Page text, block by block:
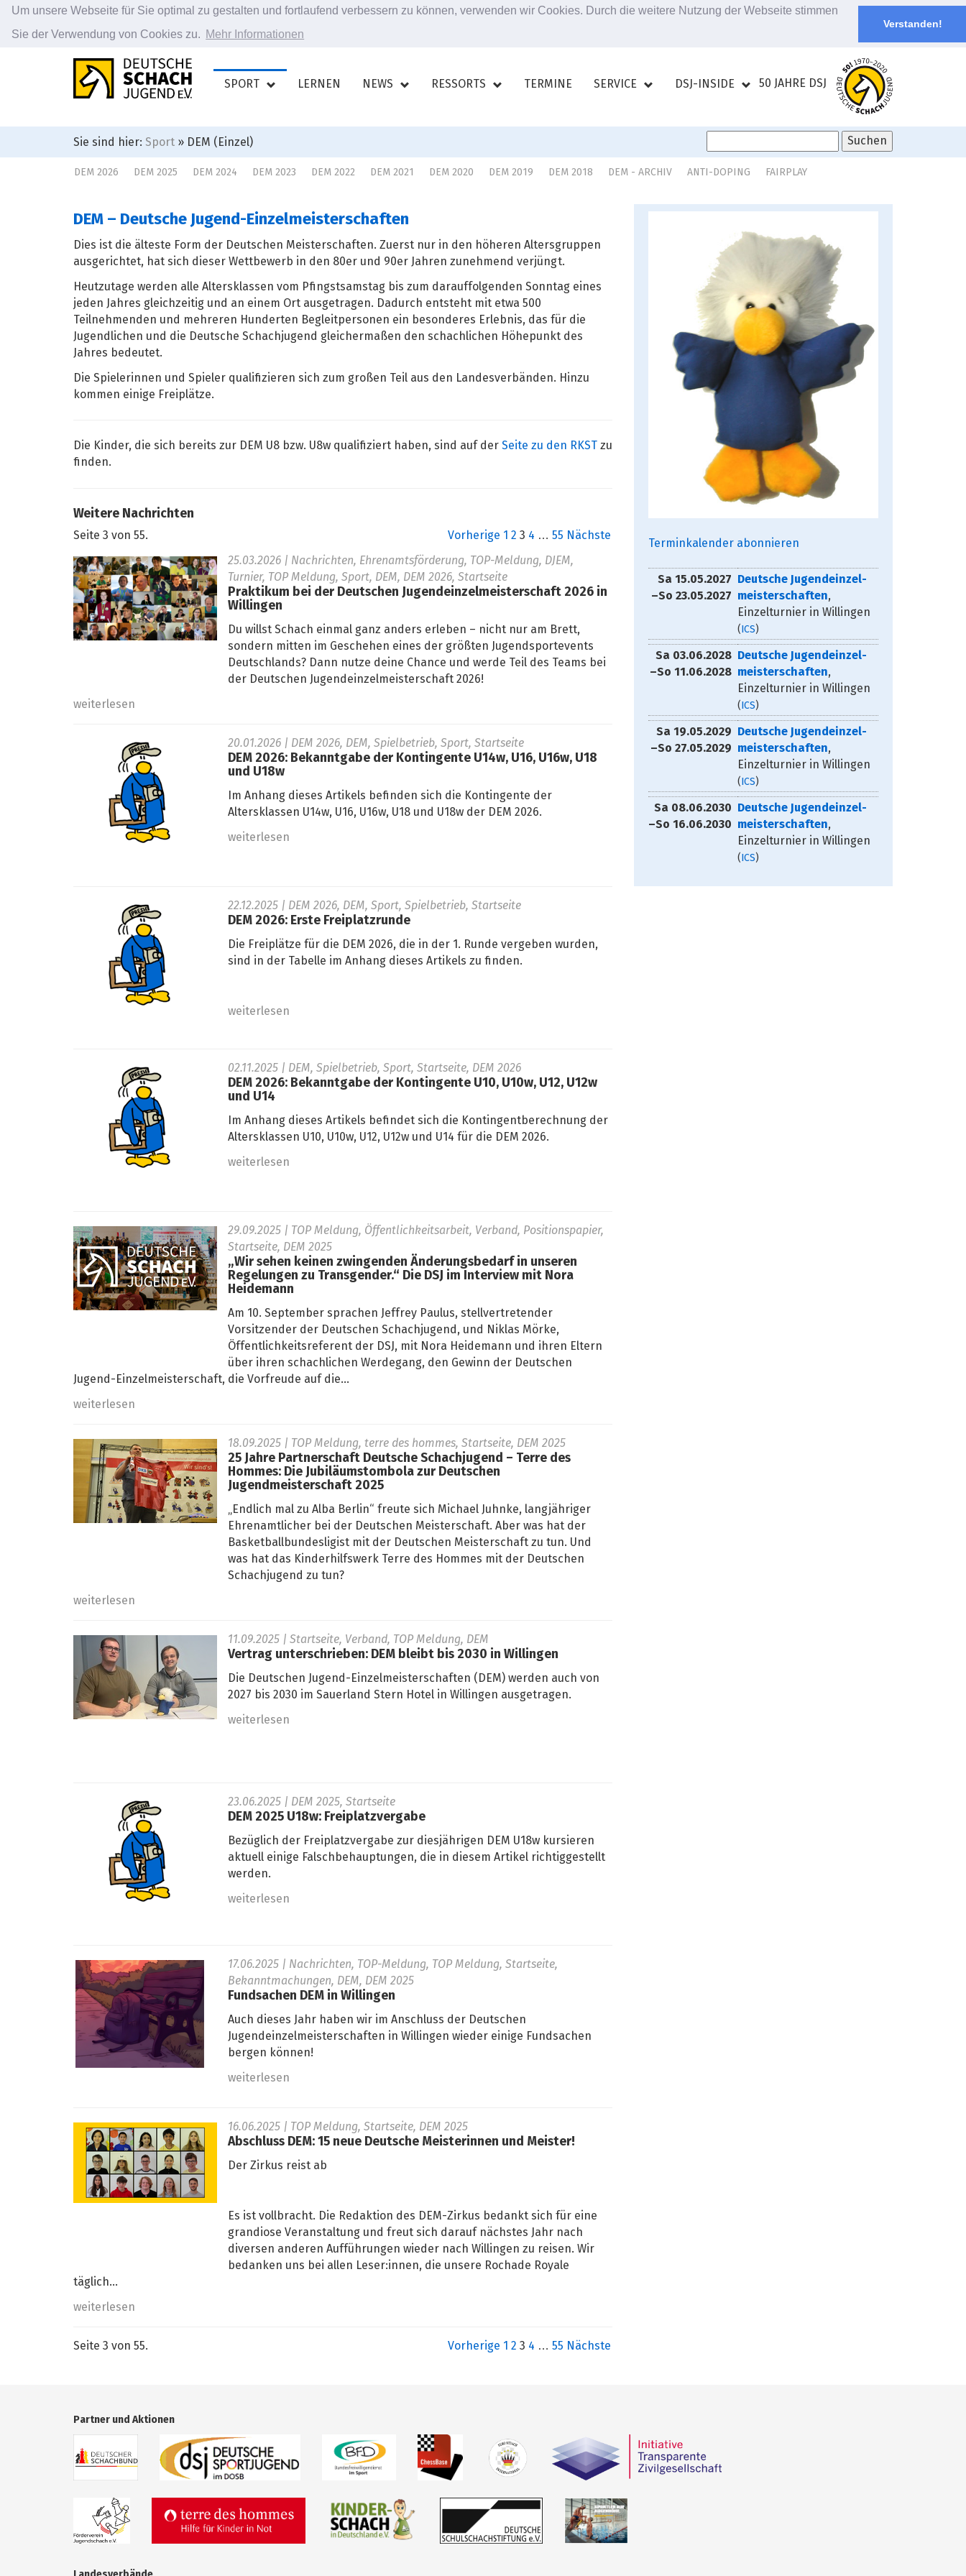
Um unsere Webseite für Sie optimal zu gestalten und fortlaufend verbessern zu können, verwenden wir Cookies. Durch die weitere Nutzung der Webseite stimmen
Sie der Verwendung von Cookies zu. Mehr Informationen
Verstanden!
SPORT LERNEN NEWS RESSORTS TERMINE SERVICE DSJ-INSIDE 50 JAHRE DSJ
Sie sind hier: Sport » DEM (Einzel)
DEM 2026 DEM 2025 DEM 2024 DEM 2023 DEM 2022 DEM 2021 DEM 2020 DEM 2019 DEM 2018 DEM - ARCHIV ANTI-DOPING FAIRPLAY
DEM – Deutsche Jugend-Einzelmeisterschaften
Dies ist die älteste Form der Deutschen Meisterschaften. Zuerst nur in den höheren Altersgruppen
ausgerichtet, hat sich dieser Wettbewerb in den 80er und 90er Jahren zunehmend verjüngt.
Heutzutage werden alle Altersklassen vom Pfingstsamstag bis zum darauffolgenden Sonntag eines
jeden Jahres gleichzeitig und an einem Ort ausgetragen. Dadurch entsteht mit etwa 500
Teilnehmenden und mehreren Hunderten Begleitpersonen ein besonderes Erlebnis, das für die
Jugendlichen und die Deutsche Schachjugend gleichermaßen den schachlichen Höhepunkt des
Jahres bedeutet.
Die Spielerinnen und Spieler qualifizieren sich zum großen Teil aus den Landesverbänden. Hinzu
kommen einige Freiplätze.
Die Kinder, die sich bereits zur DEM U8 bzw. U8w qualifiziert haben, sind auf der Seite zu den RKST zu
finden.
Weitere Nachrichten
Seite 3 von 55. Vorherige 1 2 3 4 … 55 Nächste
25.03.2026 | Nachrichten, Ehrenamtsförderung, TOP-Meldung, DJEM,
Turnier, TOP Meldung, Sport, DEM, DEM 2026, Startseite
Praktikum bei der Deutschen Jugendeinzelmeisterschaft 2026 in
Willingen
Du willst Schach einmal ganz anders erleben – nicht nur am Brett,
sondern mitten im Geschehen eines der größten Jugendsportevents
Deutschlands? Dann nutze deine Chance und werde Teil des Teams bei
der Deutschen Jugendeinzelmeisterschaft 2026!
weiterlesen
20.01.2026 | DEM 2026, DEM, Spielbetrieb, Sport, Startseite
DEM 2026: Bekanntgabe der Kontingente U14w, U16, U16w, U18
und U18w
Im Anhang dieses Artikels befinden sich die Kontingente der
Altersklassen U14w, U16, U16w, U18 und U18w der DEM 2026.
weiterlesen
22.12.2025 | DEM 2026, DEM, Sport, Spielbetrieb, Startseite
DEM 2026: Erste Freiplatzrunde
Die Freiplätze für die DEM 2026, die in der 1. Runde vergeben wurden,
sind in der Tabelle im Anhang dieses Artikels zu finden.
weiterlesen
02.11.2025 | DEM, Spielbetrieb, Sport, Startseite, DEM 2026
DEM 2026: Bekanntgabe der Kontingente U10, U10w, U12, U12w
und U14
Im Anhang dieses Artikels befindet sich die Kontingentberechnung der
Altersklassen U10, U10w, U12, U12w und U14 für die DEM 2026.
weiterlesen
29.09.2025 | TOP Meldung, Öffentlichkeitsarbeit, Verband, Positionspapier,
Startseite, DEM 2025
„Wir sehen keinen zwingenden Änderungsbedarf in unseren
Regelungen zu Transgender.“ Die DSJ im Interview mit Nora
Heidemann
Am 10. September sprachen Jeffrey Paulus, stellvertretender
Vorsitzender der Deutschen Schachjugend, und Niklas Mörke,
Öffentlichkeitsreferent der DSJ, mit Nora Heidemann und ihren Eltern
über ihren schachlichen Werdegang, den Gewinn der Deutschen
Jugend-Einzelmeisterschaft, die Vorfreude auf die...
weiterlesen
18.09.2025 | TOP Meldung, terre des hommes, Startseite, DEM 2025
25 Jahre Partnerschaft Deutsche Schachjugend – Terre des
Hommes: Die Jubiläumstombola zur Deutschen
Jugendmeisterschaft 2025
„Endlich mal zu Alba Berlin“ freute sich Michael Juhnke, langjähriger
Ehrenamtlicher bei der Deutschen Meisterschaft. Aber was hat der
Basketballbundesligist mit der Deutschen Meisterschaft zu tun. Und
was hat das Kinderhilfswerk Terre des Hommes mit der Deutschen
Schachjugend zu tun?
weiterlesen
11.09.2025 | Startseite, Verband, TOP Meldung, DEM
Vertrag unterschrieben: DEM bleibt bis 2030 in Willingen
Die Deutschen Jugend-Einzelmeisterschaften (DEM) werden auch von
2027 bis 2030 im Sauerland Stern Hotel in Willingen ausgetragen.
weiterlesen
23.06.2025 | DEM 2025, Startseite
DEM 2025 U18w: Freiplatzvergabe
Bezüglich der Freiplatzvergabe zur diesjährigen DEM U18w kursieren
aktuell einige Falschbehauptungen, die in diesem Artikel richtiggestellt
werden.
weiterlesen
17.06.2025 | Nachrichten, TOP-Meldung, TOP Meldung, Startseite,
Bekanntmachungen, DEM, DEM 2025
Fundsachen DEM in Willingen
Auch dieses Jahr haben wir im Anschluss der Deutschen
Jugendeinzelmeisterschaften in Willingen wieder einige Fundsachen
bergen können!
weiterlesen
16.06.2025 | TOP Meldung, Startseite, DEM 2025
Abschluss DEM: 15 neue Deutsche Meisterinnen und Meister!
Der Zirkus reist ab
Es ist vollbracht. Die Redaktion des DEM-Zirkus bedankt sich für eine
grandiose Veranstaltung und freut sich darauf nächstes Jahr nach
diversen anderen Aufführungen wieder nach Willingen zu reisen. Wir
bedanken uns bei allen Leser:innen, die unsere Rochade Royale
täglich...
weiterlesen
Seite 3 von 55. Vorherige 1 2 3 4 … 55 Nächste
Terminkalender abonnieren
Sa 15.05.2027
–So 23.05.2027
Deutsche Jugendeinzel­
meisterschaften,
Einzelturnier in Willingen
( ICS )
Sa 03.06.2028
–So 11.06.2028
Deutsche Jugendeinzel­
meisterschaften,
Einzelturnier in Willingen
( ICS )
Sa 19.05.2029
–So 27.05.2029
Deutsche Jugendeinzel­
meisterschaften,
Einzelturnier in Willingen
( ICS )
Sa 08.06.2030
–So 16.06.2030
Deutsche Jugendeinzel­
meisterschaften,
Einzelturnier in Willingen
( ICS )
Partner und Aktionen